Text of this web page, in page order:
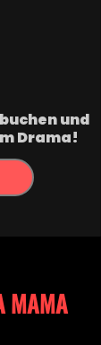
und
Drama!
MAMA